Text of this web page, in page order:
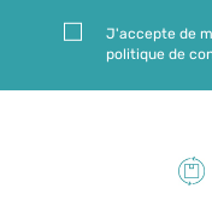
J'accepte de
politique de